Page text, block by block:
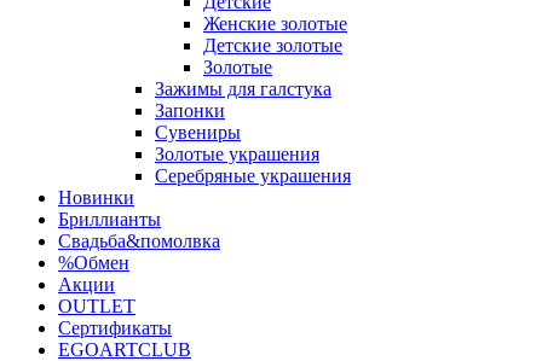
Женские золотые
Детские золотые
Золотые
Зажимы для галстука
Запонки
Сувениры
Золотые украшения
Серебряные украшения
Новинки
Бриллианты
Свадьба&помолвка
%Обмен
Акции
OUTLET
Сертификаты
EGOARTCLUB